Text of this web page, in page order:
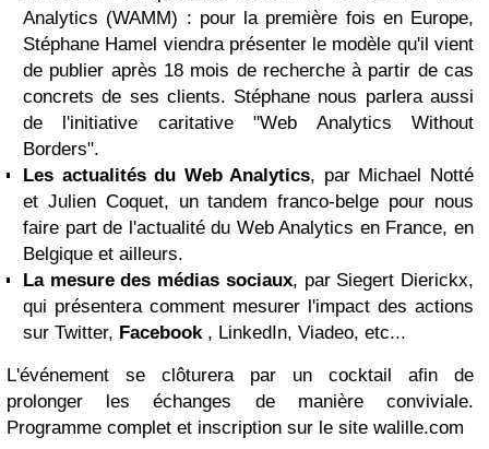
Analytics (WAMM) : pour la première fois en Europe,
Stéphane Hamel viendra présenter le modèle qu'il vient
de publier après 18 mois de recherche à partir de cas
concrets de ses clients. Stéphane nous parlera aussi
de l'initiative caritative "Web Analytics Without
Borders".
Les actualités du Web Analytics, par Michael Notté
et Julien Coquet, un tandem franco-belge pour nous
faire part de l'actualité du Web Analytics en France, en
Belgique et ailleurs.
La mesure des médias sociaux, par Siegert Dierickx,
qui présentera comment mesurer l'impact des actions
sur Twitter, Facebook, LinkedIn, Viadeo, etc...
L'événement se clôturera par un cocktail afin de
prolonger les échanges de manière conviviale.
Programme complet et inscription sur le site walille.com